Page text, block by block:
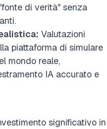
di verità" senza
Valutazioni
piattaforma di simulare
mondo reale,
IA accurato e
significativo in